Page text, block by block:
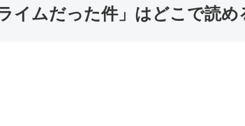
イムだった件」はどこで読め